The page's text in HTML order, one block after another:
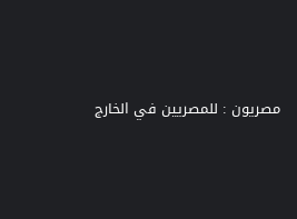
مصريون : للمصريين في الخارج